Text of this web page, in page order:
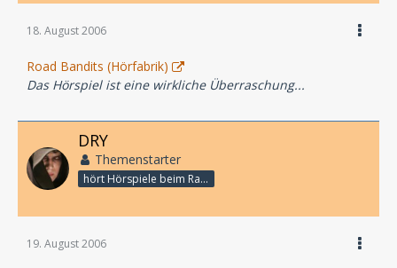
18. August 2006
Road Bandits (Hörfabrik)
Das Hörspiel ist eine wirkliche Überraschung...
DRY
Themenstarter
hört Hörspiele beim Rasenmähen
19. August 2006